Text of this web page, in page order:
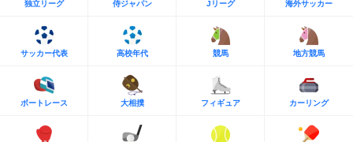
独立リーグ 侍ジャパン Jリーグ 海外サッカー
サッカー代表 高校年代 競馬 地方競馬
ボートレース 大相撲 フィギュア カーリング